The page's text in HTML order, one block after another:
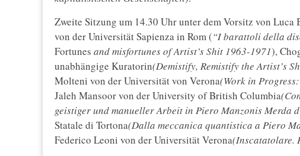
Zweite Sitzung um 14.30 Uhr unter dem Vorsitz von
von der Universität Sapienza in Rom (“I barattoli della
Fortunes and misfortunes of Artist’s Shit 1963-1971),
unabhängige Kuratorin(Demistify, Remistify the Artist’s
Molteni von der Universität von Verona(Work in
Jaleh Mansoor von der University of British Columbia
geistiger und manueller Arbeit in Piero Manzonis Merda
Statale di Tortona(Dalla meccanica quantistica a Piero
Federico Leoni von der Universität Verona(Inscatatolare.